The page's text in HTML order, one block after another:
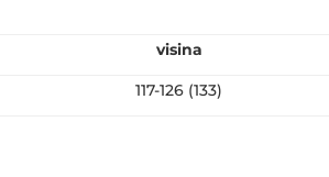
visina
117-126 (133)